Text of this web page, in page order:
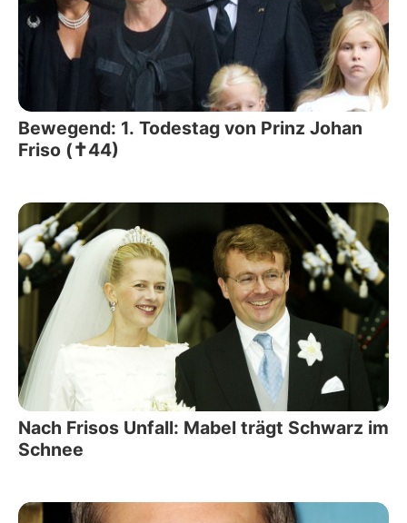
Bewegend: 1. Todestag von Prinz Johan
Friso (✝44)
Nach Frisos Unfall: Mabel trägt Schwarz im
Schnee